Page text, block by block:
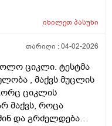
სმენის პრობლემა და
მჭირდება
იხილეთპასუხი
თარიღი :04-02-2026
ციკლი. ტესტმა
, მაქვს მუცლის
ციკლის
მაქვს, როცა
და გრძელდება